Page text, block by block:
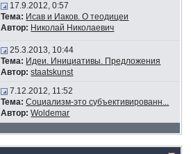
17.9.2012, 0:57
Тема: Исав и Иаков. О теодицеи
Автор: Николай Николаевич
25.3.2013, 10:44
Тема: Идеи. Инициативы. Предложения
Автор: staatskunst
7.12.2012, 11:52
Тема: Социализм-это субъективированн...
Автор: Woldemar